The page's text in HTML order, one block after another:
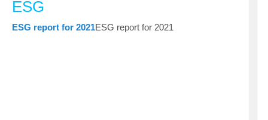
ESG
ESG report for 2021ESG report for 2021